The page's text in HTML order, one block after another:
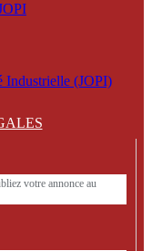
Industrielle (JOPI)
votre annonce au